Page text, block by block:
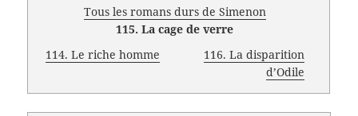
Tous les romans durs de Simenon
115. La cage de verre
114. Le riche homme
116. La disparition
d’Odile